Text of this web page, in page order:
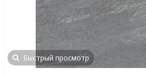
Быстрый просмотр